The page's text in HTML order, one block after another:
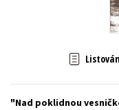
Nad poklidnou